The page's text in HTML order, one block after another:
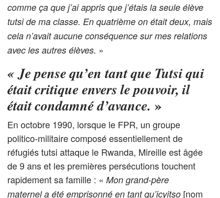
comme ça que j’ai appris que j’étais la seule élève
tutsi de ma classe. En quatrième on était deux, mais
cela n’avait aucune conséquence sur mes relations
avec les autres élèves. »
« Je pense qu’en tant que Tutsi qui
était critique envers le pouvoir, il
était condamné d’avance.»
En octobre 1990, lorsque le FPR, un groupe
politico-militaire composé essentiellement de
réfugiés tutsi attaque le Rwanda, Mireille est âgée
de 9 ans et les premières persécutions touchent
rapidement sa famille : « Mon grand-père
maternel a été emprisonné en tant qu’icyitso [nom